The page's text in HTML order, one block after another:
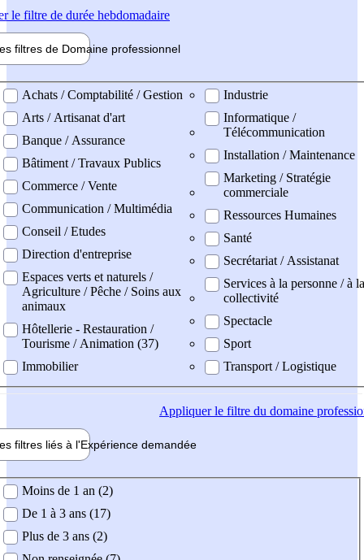
le filtre de durée hebdomadaire
filtres de Domaine professionnel
professionel
Achats / Comptabilité / Gestion
Arts / Artisanat d'art
Banque / Assurance
Bâtiment / Travaux Publics
Commerce / Vente
Communication / Multimédia
Conseil / Etudes
Direction d'entreprise
Espaces verts et naturels /
Agriculture / Pêche / Soins aux
animaux
Hôtellerie - Restauration /
Tourisme / Animation (37)
Immobilier
Industrie
Informatique /
Télécommunication
Installation / Maintenance
Marketing / Stratégie
commerciale
Ressources Humaines
Santé
Secrétariat / Assistanat
Services à la personne / à la
collectivité
Spectacle
Sport
Transport / Logistique
Appliquerle filtre du domaine
filtres liés à l'Expérience demandée
demandée
Moins de 1 an (2)
De 1 à 3 ans (17)
Plus de 3 ans (2)